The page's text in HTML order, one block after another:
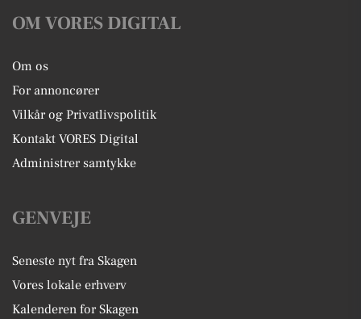
OM VORES DIGITAL
Om os
For annoncører
Vilkår og Privatlivspolitik
Kontakt VORES Digital
Administrer samtykke
GENVEJE
Seneste nyt fra Skagen
Vores lokale erhverv
Kalenderen for Skagen